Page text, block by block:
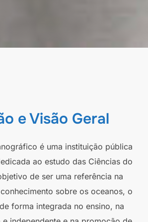
e Visão Geral
é uma instituição pública
ao estudo das Ciências do
de ser uma referência na
sobre os oceanos, o
forma integrada no ensino, na